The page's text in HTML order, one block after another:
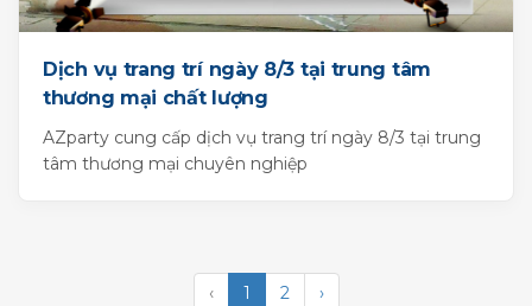
Dịch vụ trang trí ngày 8/3 tại trung tâm
thương mại chất lượng
AZparty cung cấp dịch vụ trang trí ngày 8/3 tại trung
tâm thương mại chuyên nghiệp
‹ 1 2 ›